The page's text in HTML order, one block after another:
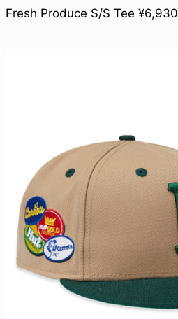
Fresh Produce S/S Tee ¥6,930